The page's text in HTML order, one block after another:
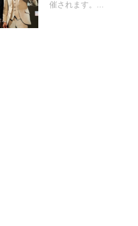
催されます。...